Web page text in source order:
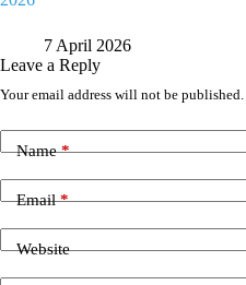
7 April 2026
Leave a Reply
Your email address will not be published.
Name*
Email*
Website